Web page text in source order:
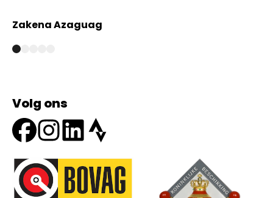
Zakena Azaguag
Volg ons
Onze partners